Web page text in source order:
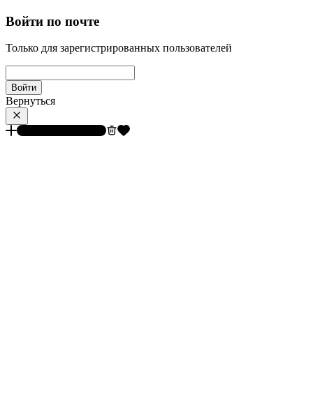
Войти по почте
Только для зарегистрированных пользователей
Войти
Вернуться